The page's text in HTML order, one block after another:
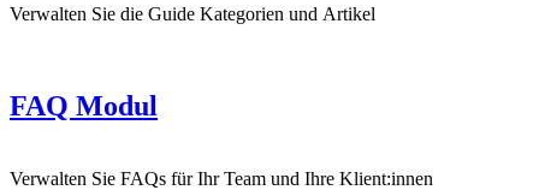
Verwalten Sie die Guide Kategorien und Artikel
FAQ Modul
Verwalten Sie FAQs für Ihr Team und Ihre Klient:innen